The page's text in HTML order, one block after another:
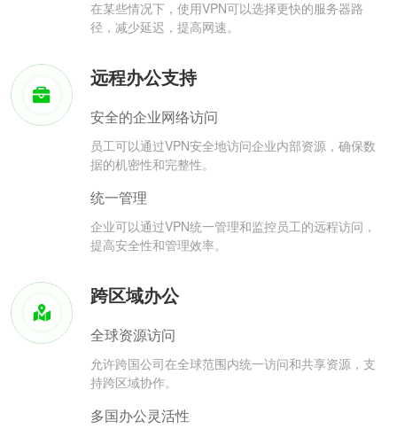
在某些情况下，使用VPN可以选择更快的服务器路
径，减少延迟，提高网速。
远程办公支持
安全的企业网络访问
员工可以通过VPN安全地访问企业内部资源，确保数
据的机密性和完整性。
统一管理
企业可以通过VPN统一管理和监控员工的远程访问，
提高安全性和管理效率。
跨区域办公
全球资源访问
允许跨国公司在全球范围内统一访问和共享资源，支
持跨区域协作。
多国办公灵活性